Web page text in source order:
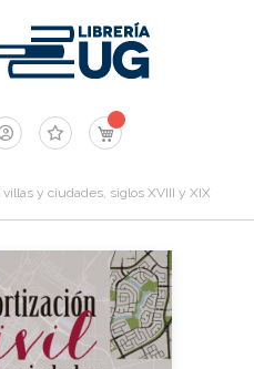
Mi carrito
y ciudades, siglos XVIII y XIX